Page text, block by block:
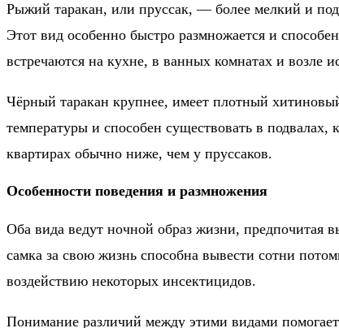
Рыжий таракан, или пруссак, — более мелкий и
Этот вид особенно быстро размножается и
встречаются на кухне, в ванных комнатах и возле
Чёрный таракан крупнее, имеет плотный
температуры и способен существовать в
квартирах обычно ниже, чем у пруссаков.
Особенности поведения и размножения
Оба вида ведут ночной образ жизни,
самка за свою жизнь способна вывести сотни
воздействию некоторых инсектицидов.
Понимание различий между этими видами